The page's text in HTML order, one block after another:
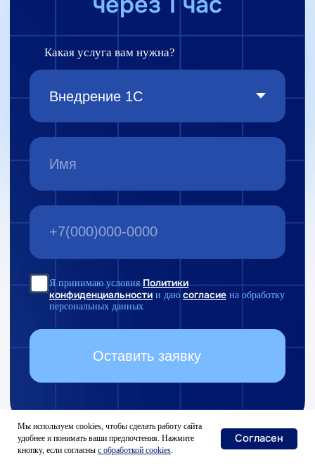
Мы используем cookies, чтобы сделать работу сайта
удобнее и понимать ваши предпочтения. Нажмите
кнопку, если согласны с обработкой cookies.
Согласен